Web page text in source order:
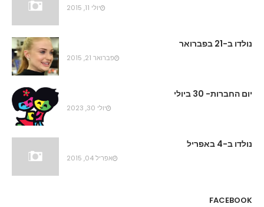
יולי 11, 2015
נולדו ב-21 בפברואר
פברואר 21, 2015
יום החברות- 30 ביולי
יולי 30, 2023
נולדו ב-4 באפריל
אפריל 04, 2015
FACEBOOK